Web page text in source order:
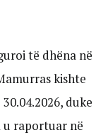
të dhëna në
kishte
duke
u raportuar në